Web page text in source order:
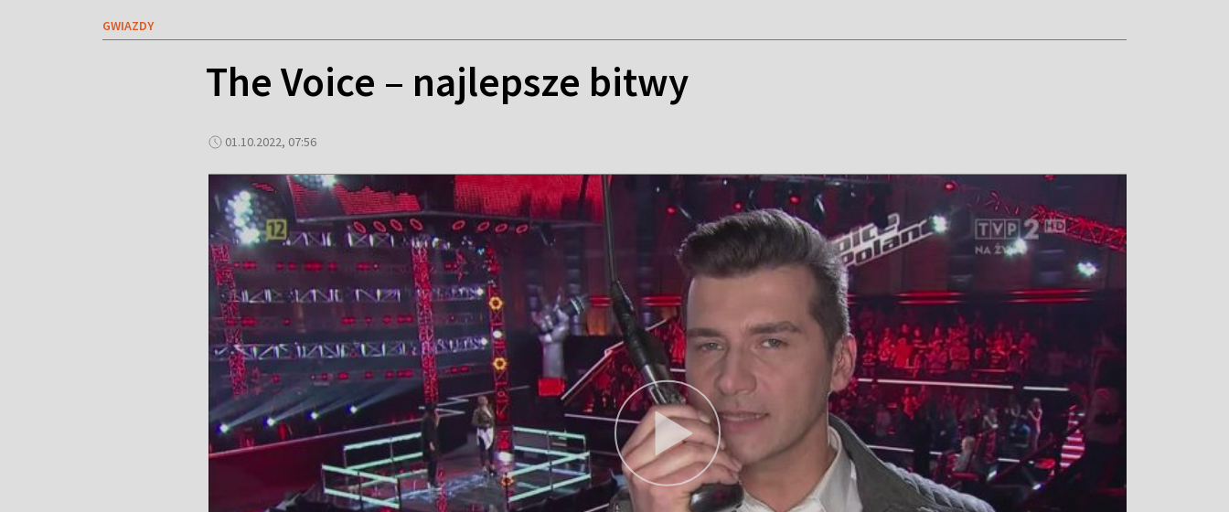
GWIAZDY
The Voice – najlepsze bitwy
01.10.2022, 07:56